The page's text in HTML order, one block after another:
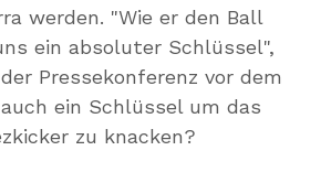
werden. "Wie er den Ball
ein absoluter Schlüssel",
Pressekonferenz vor dem
ein Schlüssel um das
zu knacken?